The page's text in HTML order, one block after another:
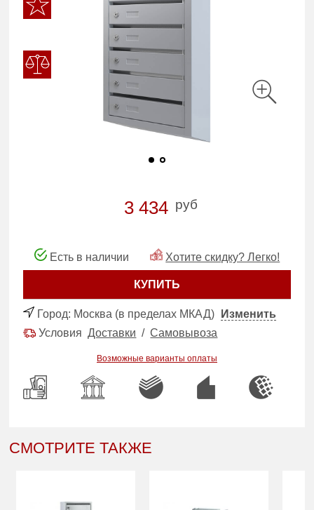
3 434 руб
Есть в наличии Хотите скидку? Легко!
КУПИТЬ
Город: Москва (в пределах МКАД)
Изменить
УсловияДоставки /Самовывоза
Возможные варианты оплаты
СМОТРИТЕ ТАКЖЕ